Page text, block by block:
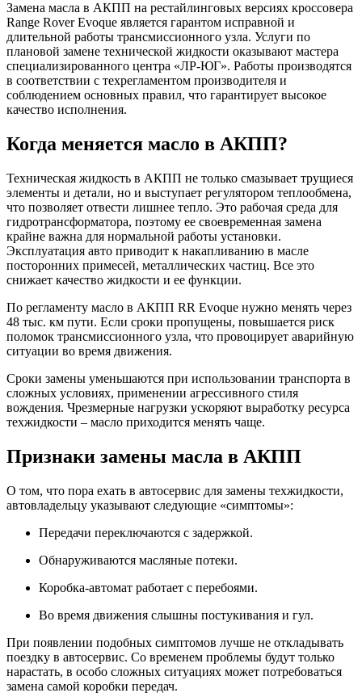
Замена масла в АКПП на рестайлинговых версиях кроссовера
Range Rover Evoque является гарантом исправной и
длительной работы трансмиссионного узла. Услуги по
плановой замене технической жидкости оказывают мастера
специализированного центра «ЛР-ЮГ». Работы производятся
в соответствии с техрегламентом производителя и
соблюдением основных правил, что гарантирует высокое
качество исполнения.
Когда меняется масло в АКПП?
Техническая жидкость в АКПП не только смазывает трущиеся
элементы и детали, но и выступает регулятором теплообмена,
что позволяет отвести лишнее тепло. Это рабочая среда для
гидротрансформатора, поэтому ее своевременная замена
крайне важна для нормальной работы установки.
Эксплуатация авто приводит к накапливанию в масле
посторонних примесей, металлических частиц. Все это
снижает качество жидкости и ее функции.
По регламенту масло в АКПП RR Evoque нужно менять через
48 тыс. км пути. Если сроки пропущены, повышается риск
поломок трансмиссионного узла, что провоцирует аварийную
ситуации во время движения.
Сроки замены уменьшаются при использовании транспорта в
сложных условиях, применении агрессивного стиля
вождения. Чрезмерные нагрузки ускоряют выработку ресурса
техжидкости – масло приходится менять чаще.
Признаки замены масла в АКПП
О том, что пора ехать в автосервис для замены техжидкости,
автовладельцу указывают следующие «симптомы»:
Передачи переключаются с задержкой.
Обнаруживаются масляные потеки.
Коробка-автомат работает с перебоями.
Во время движения слышны постукивания и гул.
При появлении подобных симптомов лучше не откладывать
поездку в автосервис. Со временем проблемы будут только
нарастать, в особо сложных ситуациях может потребоваться
замена самой коробки передач.